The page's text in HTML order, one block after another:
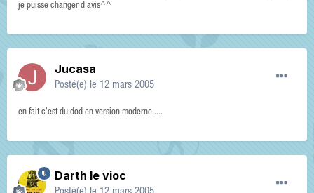
je puisse changer d'avis^^
Jucasa
Posté(e) le 12 mars 2005
en fait c'est du dod en version moderne.....
Darth le vioc